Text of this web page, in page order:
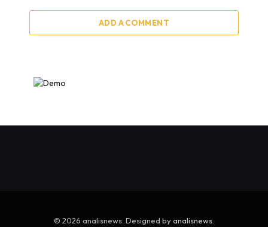
ADD A COMMENT
© 2026 analisnews. Designed by analisnews.